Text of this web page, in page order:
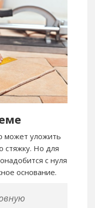
может уложить
стяжку. Но для
с нуля
основание.